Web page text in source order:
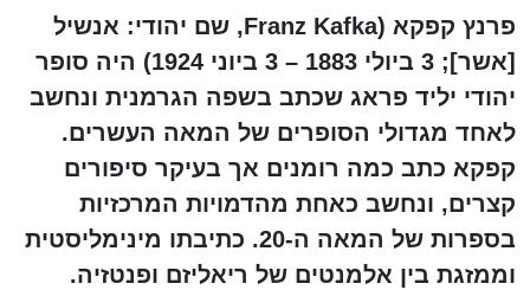
פרנץ קפקא (Franz Kafka, שם יהודי: אנשיל
[אשר]; ‏3 ביולי 1883 – 3 ביוני 1924) היה סופר
יהודי יליד פראג שכתב בשפה הגרמנית ונחשב
לאחד מגדולי הסופרים של המאה העשרים.
קפקא כתב כמה רומנים אך בעיקר סיפורים
קצרים, ונחשב כאחת מהדמויות המרכזיות
בספרות של המאה ה-20. כתיבתו מינימליסטית
וממזגת בין אלמנטים של ריאליזם ופנטזיה.